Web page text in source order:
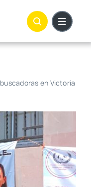
en Victoria